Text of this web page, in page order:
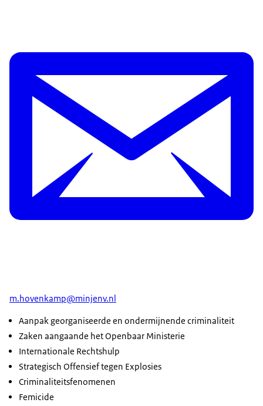
m.hovenkamp@minjenv.nl
Aanpak georganiseerde en ondermijnende criminaliteit
Zaken aangaande het Openbaar Ministerie
Internationale Rechtshulp
Strategisch Offensief tegen Explosies
Criminaliteitsfenomenen
Femicide